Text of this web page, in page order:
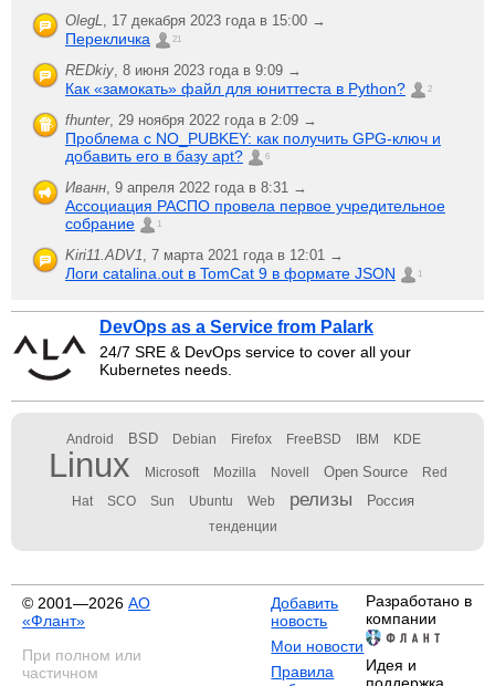
OlegL, 17 декабря 2023 года в 15:00 →
Перекличка 21
REDkiy, 8 июня 2023 года в 9:09 →
Как «замокать» файл для юниттеста в Python? 2
fhunter, 29 ноября 2022 года в 2:09 →
Проблема с NO_PUBKEY: как получить GPG-ключ и
добавить его в базу apt?
6
Иванн, 9 апреля 2022 года в 8:31 →
Ассоциация РАСПО провела первое учредительное
собрание
1
Kiri11.ADV1, 7 марта 2021 года в 12:01 →
Логи catalina.out в TomCat 9 в формате JSON 1
DevOps as a Service from Palark
24/7 SRE & DevOps service to cover all your
Kubernetes needs.
Android BSD Debian Firefox FreeBSD IBM KDE
Linux Microsoft Mozilla Novell Open Source Red
Hat SCO Sun Ubuntu Web релизы Россия
тенденции
© 2001—2026 АО
«Флант»
При полном или
частичном
Добавить
новость
Мои новости
Правила
Разработано в
компании
Идея и